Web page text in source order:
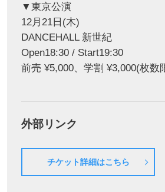
▼東京公演
12月21日(木)
DANCEHALL 新世紀
Open18:30 / Start19:30
前売 ¥5,000、学割 ¥3,000(枚数
外部リンク
チケット詳細はこちら